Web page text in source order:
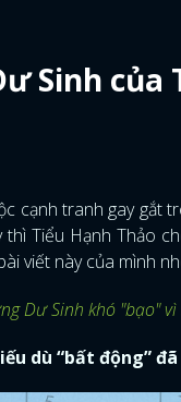
Sinh
cạnh tranh gay gắt
Tiểu Hạnh Thảo
viết này của mình
Dư Sinh khó "bạo"
dù “bất động”